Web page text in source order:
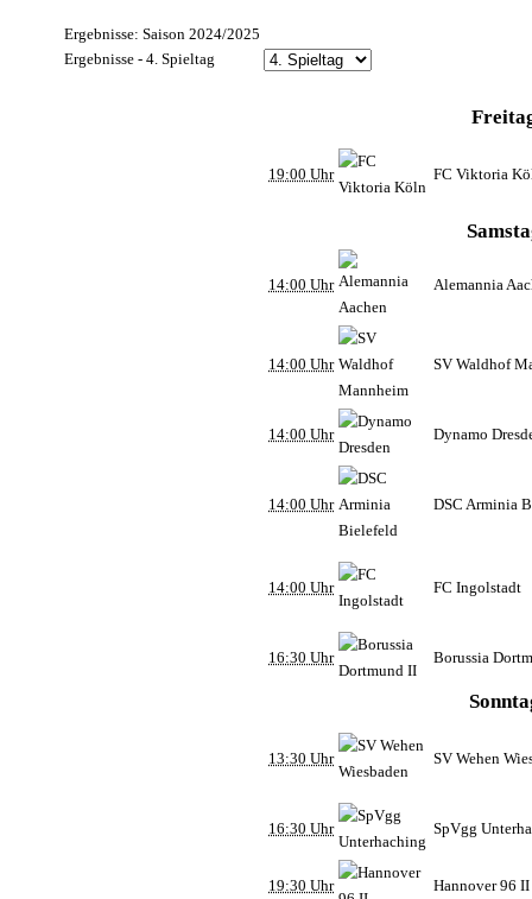
Ergebnisse: Saison 2024/2025
Ergebnisse - 4. Spieltag
19:00 Uhr FC Viktoria
14:00 Uhr Alemannia
14:00 Uhr SV Waldhof
14:00 Uhr Dynamo
14:00 Uhr DSC Arminia
14:00 Uhr FC Ingolstadt
16:30 Uhr Borussia
13:30 Uhr SV Wehen
16:30 Uhr SpVgg
19:30 Uhr Hannover 96 II